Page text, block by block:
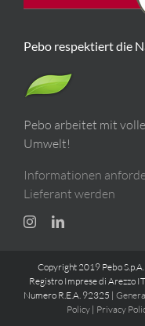
Pebo respektiert die
Pebo arbeitet mit
Umwelt!
Informationen
Lieferant werden
Copyright 2019 Pebo
Registro Imprese di Arezzo
Numero R.E.A. 92325 |
Policy | Privacy